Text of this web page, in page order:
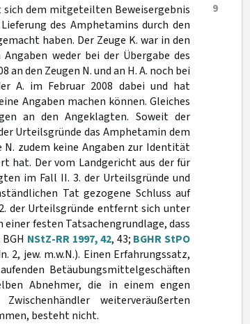
9
sich dem mitgeteilten Beweisergebnis
des Amphetamins durch den
haben. Der Zeuge K. war in den
weder bei der Übergabe des
den Zeugen N. und an H. A. noch bei
A. im Februar 2008 dabei und hat
Angaben machen können. Gleiches
an den Angeklagten. Soweit der
Urteilsgründe das Amphetamin dem
N. zudem keine Angaben zur Identität
hat. Der vom Landgericht aus der für
im Fall II. 3. der Urteilsgründe und
Tat gezogene Schluss auf
der Urteilsgründe entfernt sich unter
festen Tatsachengrundlage, dass
NStZ-RR 1997, 42, 43; BGHR StPO
2, jew. m.w.N.). Einen Erfahrungssatz,
Betäubungsmittelgeschäften
Abnehmer, die in einem engen
weiterveräußerten
besteht nicht.